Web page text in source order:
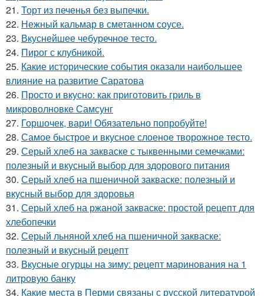
21. Торт из печенья без выпечки.
22. Нежный кальмар в сметанном соусе.
23. Вкуснейшее чебуречное тесто.
24. Пирог с клубникой.
25. Какие исторические события оказали наибольшее
влияние на развитие Саратова
26. Просто и вкусно: как приготовить гриль в
микроволновке Самсунг
27. Горшочек, вари! Обязательно попробуйте!
28. Самое быстрое и вкусное слоеное творожное тесто.
29. Серый хлеб на закваске с тыквенными семечками:
полезный и вкусный выбор для здорового питания
30. Серый хлеб на пшеничной закваске: полезный и
вкусный выбор для здоровья
31. Серый хлеб на ржаной закваске: простой рецепт для
хлебопечки
32. Серый льняной хлеб на пшеничной закваске:
полезный и вкусный рецепт
33. Вкусные огурцы на зиму: рецепт маринования на 1
литровую банку
34. Какие места в Перми связаны с русской литературой